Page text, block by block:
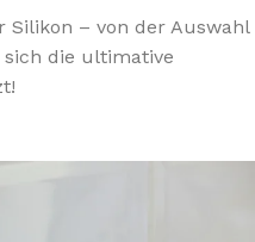
Silikon – von der Auswahl
sich die ultimative